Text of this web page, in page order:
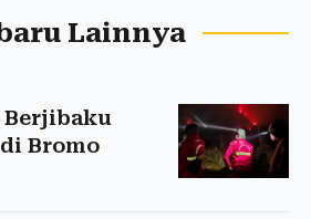
Lainnya
Berjibaku
Bromo